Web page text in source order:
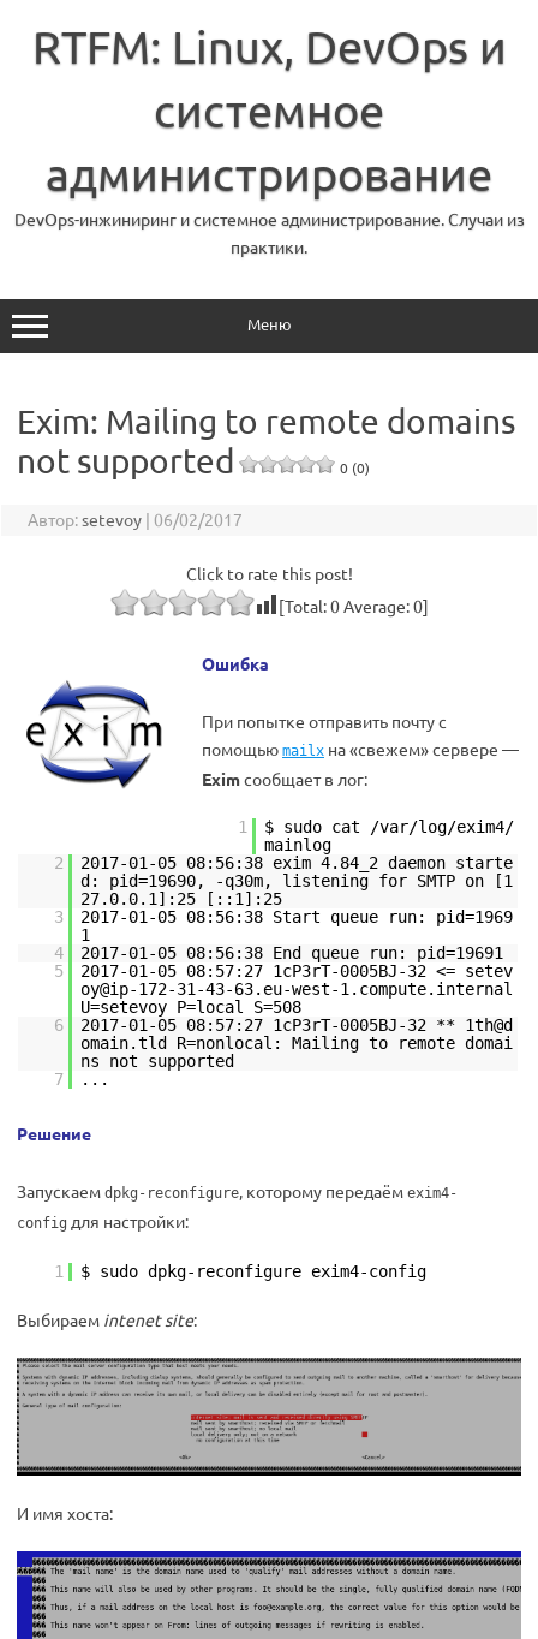
содержимому
RTFM: Linux, DevOps и
системное
администрирование
DevOps-инжиниринг и системное администрирование. Случаи из
практики.
Меню
Exim: Mailing to remote domains
not supported
0 (0)
Автор:setevoy | 06/02/2017
Click to rate this post!
[Total:0Average:0]
Ошибка
При попытке отправить почту с
помощью mailx на «свежем» сервере —
Eximсообщает в лог:
1
$ sudo cat /var/log/exim4/
mainlog
2
2017-01-05 08:56:38 exim 4.84_2 daemon starte
d: pid=19690, -q30m, listening for SMTP on [1
27.0.0.1]:25 [::1]:25
3
2017-01-05 08:56:38 Start queue run: pid=1969
1
4
2017-01-05 08:56:38 End queue run: pid=19691
5
2017-01-05 08:57:27 1cP3rT-0005BJ-32 <= setev
oy@ip-172-31-43-63.eu-west-1.compute.internal
U=setevoy P=local S=508
6
2017-01-05 08:57:27 1cP3rT-0005BJ-32 ** 1th@d
omain.tld R=nonlocal: Mailing to remote domai
ns not supported
7
...
Решение
Запускаем dpkg-reconfigure, которому передаём exim4-
config для настройки:
1 $ sudo dpkg-reconfigure exim4-config
Выбираем intenet site:
И имя хоста: